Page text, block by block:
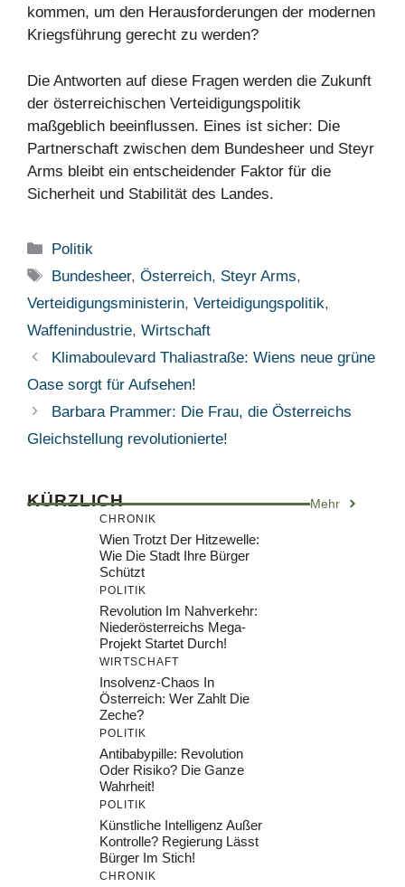
kommen, um den Herausforderungen der modernen
Kriegsführung gerecht zu werden?
Die Antworten auf diese Fragen werden die Zukunft
der österreichischen Verteidigungspolitik
maßgeblich beeinflussen. Eines ist sicher: Die
Partnerschaft zwischen dem Bundesheer und Steyr
Arms bleibt ein entscheidender Faktor für die
Sicherheit und Stabilität des Landes.
Kategorien
Politik
Schlagwörter
Bundesheer,Österreich, Steyr Arms,
Verteidigungsministerin, Verteidigungspolitik,
Waffenindustrie, Wirtschaft
Klimaboulevard Thaliastraße: Wiens neue grüne
Oase sorgt für Aufsehen!
Barbara Prammer: Die Frau, die Österreichs
Gleichstellung revolutionierte!
KÜRZLICH Mehr
CHRONIK
Wien Trotzt Der Hitzewelle:
Wie Die Stadt Ihre Bürger
Schützt
POLITIK
Revolution Im Nahverkehr:
Niederösterreichs Mega-
Projekt Startet Durch!
WIRTSCHAFT
Insolvenz-Chaos In
Österreich: Wer Zahlt Die
Zeche?
POLITIK
Antibabypille: Revolution
Oder Risiko? Die Ganze
Wahrheit!
POLITIK
Künstliche Intelligenz Außer
Kontrolle? Regierung Lässt
Bürger Im Stich!
CHRONIK